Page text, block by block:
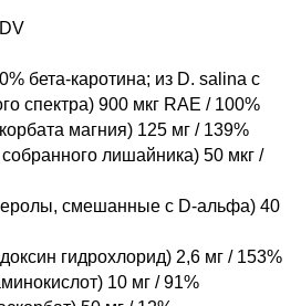
бета-каротина; из D. salina с
спектра) 900 мкг RAE / 100%
магния) 125 мг / 139%
лишайника) 50 мкг /
смешанные с D-альфа) 40
гидрохлорид) 2,6 мг / 153%
10 мг / 91%